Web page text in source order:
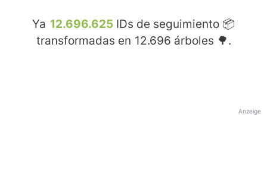
Ya 12.696.625 IDs de seguimiento 📦
transformadas en 12.696 árboles 🌳.
Anzeige